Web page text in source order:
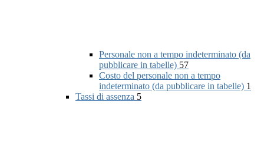
Personale non a tempo indeterminato (da
pubblicare in tabelle) 57
Costo del personale non a tempo
indeterminato (da pubblicare in tabelle) 1
Tassi di assenza 5